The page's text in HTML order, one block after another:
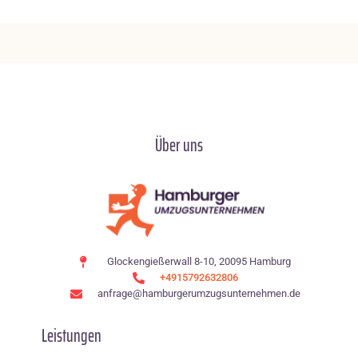
Über uns
Glockengießerwall 8-10, 20095 Hamburg
+4915792632806
anfrage@hamburgerumzugsunternehmen.de
Leistungen